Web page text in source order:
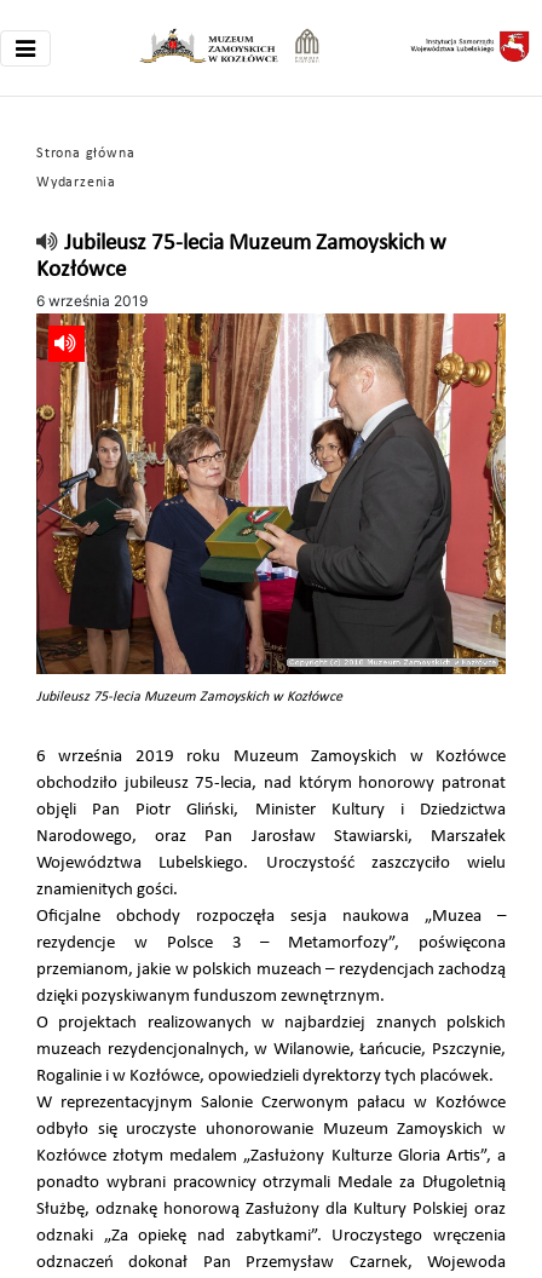
Strona główna
Wydarzenia
Jubileusz 75-lecia Muzeum Zamoyskich w
Kozłówce
6 września 2019
Jubileusz 75-lecia Muzeum Zamoyskich w Kozłówce
6 września 2019 roku Muzeum Zamoyskich w Kozłówce
obchodziło jubileusz 75-lecia, nad którym honorowy patronat
objęli Pan Piotr Gliński, Minister Kultury i Dziedzictwa
Narodowego, oraz Pan Jarosław Stawiarski, Marszałek
Województwa Lubelskiego. Uroczystość zaszczyciło wielu
znamienitych gości.
Oficjalne obchody rozpoczęła sesja naukowa „Muzea –
rezydencje w Polsce 3 – Metamorfozy”, poświęcona
przemianom, jakie w polskich muzeach – rezydencjach zachodzą
dzięki pozyskiwanym funduszom zewnętrznym.
O projektach realizowanych w najbardziej znanych polskich
muzeach rezydencjonalnych, w Wilanowie, Łańcucie, Pszczynie,
Rogalinie i w Kozłówce, opowiedzieli dyrektorzy tych placówek.
W reprezentacyjnym Salonie Czerwonym pałacu w Kozłówce
odbyło się uroczyste uhonorowanie Muzeum Zamoyskich w
Kozłówce złotym medalem „Zasłużony Kulturze Gloria Artis”, a
ponadto wybrani pracownicy otrzymali Medale za Długoletnią
Służbę, odznakę honorową Zasłużony dla Kultury Polskiej oraz
odznaki „Za opiekę nad zabytkami”. Uroczystego wręczenia
odznaczeń dokonał Pan Przemysław Czarnek, Wojewoda